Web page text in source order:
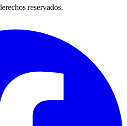
reservados.